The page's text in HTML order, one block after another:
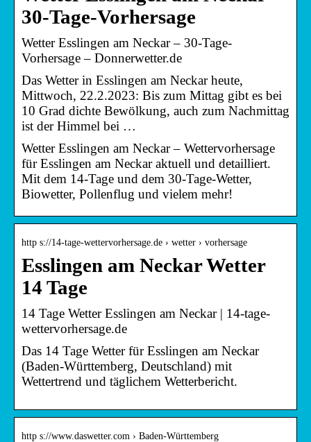
30-Tage-Vorhersage
Wetter Esslingen am Neckar – 30-Tage-
Vorhersage – Donnerwetter.de
Das Wetter in Esslingen am Neckar heute,
Mittwoch, 22.2.2023: Bis zum Mittag gibt es bei
10 Grad dichte Bewölkung, auch zum Nachmittag
ist der Himmel bei …
Wetter Esslingen am Neckar – Wettervorhersage
für Esslingen am Neckar aktuell und detailliert.
Mit dem 14-Tage und dem 30-Tage-Wetter,
Biowetter, Pollenflug und vielem mehr!
http s://14-tage-wettervorhersage.de › wetter › vorhersage
Esslingen am Neckar Wetter
14 Tage
14 Tage Wetter Esslingen am Neckar | 14-tage-
wettervorhersage.de
Das 14 Tage Wetter für Esslingen am Neckar
(Baden-Württemberg, Deutschland) mit
Wettertrend und täglichem Wetterbericht.
http s://www.daswetter.com › Baden-Württemberg